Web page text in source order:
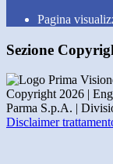
Pagina
Sezione
Copyright 2026 |
Parma S.p.A. |
Disclaimer